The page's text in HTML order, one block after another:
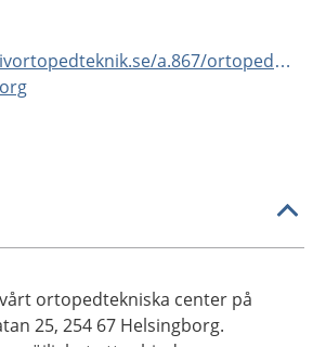
a.867/
ortopedtekniska center på
25, 254 67 Helsingborg.